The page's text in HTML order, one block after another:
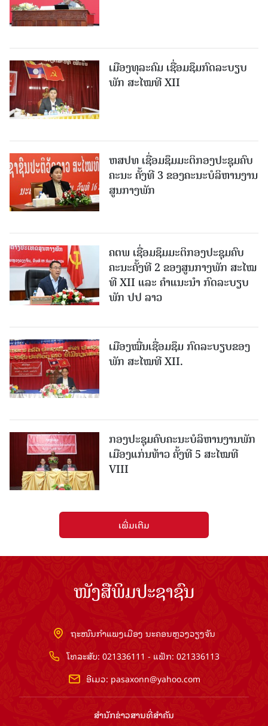
ເມືອງທຸລະຄົມ ເຊື່ອມຊຶມກົດລະບຽບ
ພັກ ສະໄໝທີ XII
ຫສປທ ເຊື່ອມຊຶມມະຕິກອງປະຊຸມຄົບ
ຄະນະ ຄັ້ງທີ 3 ຂອງຄະນະບໍລິຫານງານ
ສູນກາງພັກ
ຄຕພ ເຊື່ອມຊຶມມະຕິກອງປະຊຸມຄົບ
ຄະນະຄັ້ງທີ 2 ຂອງສູນກາງພັກ ສະໄໝ
ທີ XII ແລະ ຄໍາແນະນໍາ ກົດລະບຽບ
ພັກ ປປ ລາວ
ເມືອງ​ໝື່ນເຊື່ອມຊຶມ ກົດລະບຽບຂອງ
ພັກ ສະໄໝທີ XII.
ກອງປະຊຸມຄົບຄະນະບໍລິຫານງານພັກ
ເມືອງແກ່ນ​ທ້າວ ຄັ້ງທີ 5 ສະໄໝທີ
VIII
ເພີ່ມເຕີມ
ໜັງສືພິມປະຊາຊົນ
ຖະໜົນກຳແພງເມືອງ ນະຄອນຫຼວງວຽງຈັນ
ໂທລະສັບ: 021336111 - ແຟັກ: 021336113
ອີເມວ: pasaxonn@yahoo.com
ສຳ​ນັກ​ຂ່າວ​ສານ​ທີ່​ສຳ​ຄັນ​